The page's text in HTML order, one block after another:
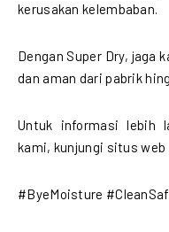
kerusakan kelembaban.
Dengan Super Dry, jaga
dan aman dari pabrik
Untuk informasi lebih
kami, kunjungi situs
#ByeMoisture